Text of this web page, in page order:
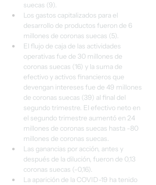
suecas (9).
Los gastos capitalizados para el
desarrollo de productos fueron de 6
millones de coronas suecas (5).
El flujo de caja de las actividades
operativas fue de 30 millones de
coronas suecas (16) y la suma de
efectivo y activos financieros que
devengan intereses fue de 49 millones
de coronas suecas (39) al final del
segundo trimestre. El efectivo neto en
el segundo trimestre aumentó en 24
millones de coronas suecas hasta -80
millones de coronas suecas.
Las ganancias por acción, antes y
después de la dilución, fueron de 0,13
coronas suecas (-0,16).
La aparición de la COVID-19 ha tenido